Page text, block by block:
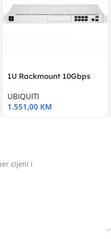
1U Rackmount 10Gbps
UBIQUITI
1.551,00 KM
cijeni i